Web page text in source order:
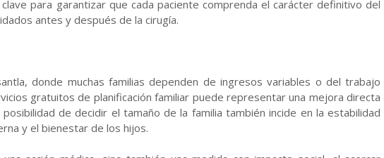
para garantizar que cada paciente comprenda el carácter definitivo del
antes y después de la cirugía.
donde muchas familias dependen de ingresos variables o del trabajo
gratuitos de planificación familiar puede representar una mejora directa
de decidir el tamaño de la familia también incide en la estabilidad
y el bienestar de los hijos.